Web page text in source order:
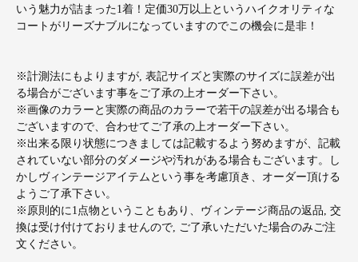
いう魅力が詰まった1着！定価30万以上というハイクオリティな
コートがリーズナブルになっていますのでこの機会に是非！
※計測法にもよりますが, 表記サイズと実際のサイズに誤差が出
る場合がございます事をご了承の上オーダー下さい。
※画像のカラーと実際の商品のカラーで若干の誤差が出る場合も
ございますので、合わせてご了承の上オーダー下さい。
※出来る限り状態につきましては記載するよう努めますが、記載
されていない部分のダメージや汚れがある場合もございます。し
かしヴィンテージアイテムという事を考慮頂き、オーダー頂ける
ようご了承下さい。
※原則的に1点物ということもあり、ヴィンテージ商品の返品, 交
換は受け付けておりませんので, ご了承いただいた場合のみご注
文ください。